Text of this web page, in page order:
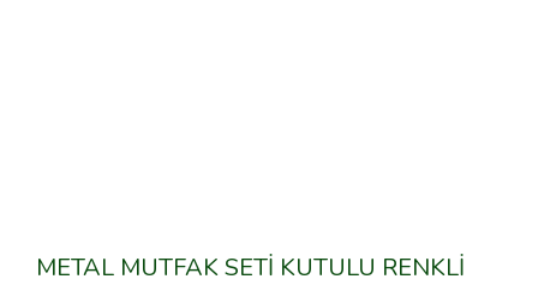
METAL MUTFAK SETİ KUTULU RENKLİ